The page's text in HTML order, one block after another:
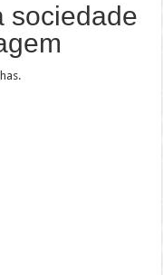
sociedade